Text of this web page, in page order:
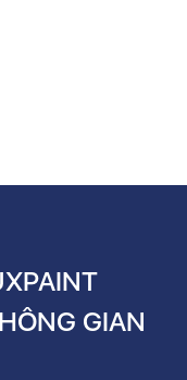
GIAN